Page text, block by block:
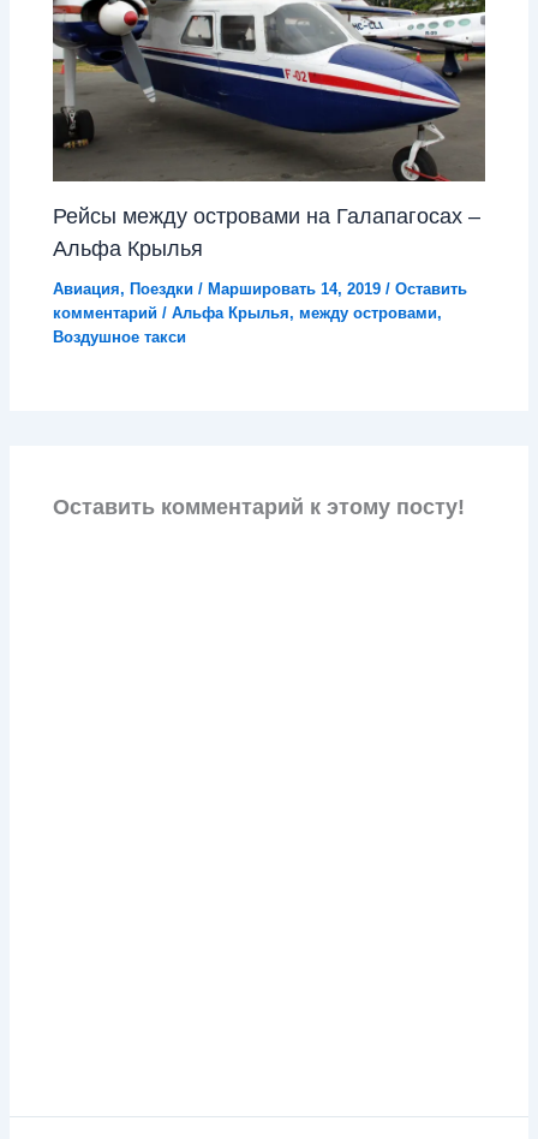
Рейсы между островами на Галапагосах –
Альфа Крылья
Авиация,Поездки /Маршировать 14, 2019/Оставить
комментарий /Альфа Крылья,между островами,
Воздушное такси
Оставить комментарий к этому посту!